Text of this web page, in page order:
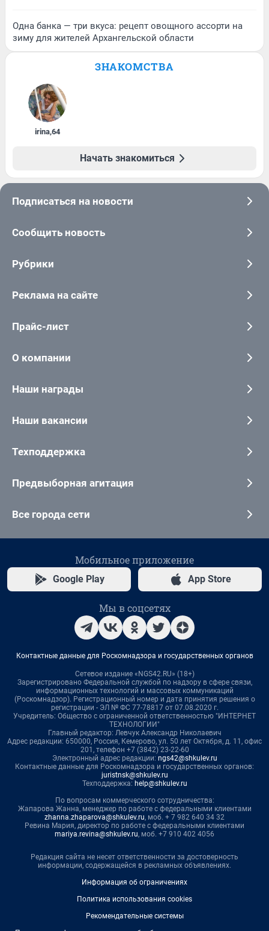
Одна банка — три вкуса: рецепт овощного ассорти на
зиму для жителей Архангельской области
ЗНАКОМСТВА
irina,64
Начать знакомиться
Подписаться на новости
Сообщить новость
Рубрики
Реклама на сайте
Прайс-лист
О компании
Наши награды
Наши вакансии
Техподдержка
Предвыборная агитация
Все города сети
Мобильное приложение
Google Play App Store
Мы в соцсетях
Контактные данные для Роскомнадзора и государственных органов
Сетевое издание «NGS42.RU» (18+)
Зарегистрировано Федеральной службой по надзору в сфере связи,
информационных технологий и массовых коммуникаций
(Роскомнадзор). Регистрационный номер и дата принятия решения о
регистрации - ЭЛ № ФС 77-78817 от 07.08.2020 г.
Учредитель: Общество с ограниченной ответственностью "ИНТЕРНЕТ
ТЕХНОЛОГИИ"
Главный редактор: Левчук Александр Николаевич
Адрес редакции: 650000, Россия, Кемерово, ул. 50 лет Октября, д. 11, офис
201, телефон +7 (3842) 23-22-60
Электронный адрес редакции: ngs42@shkulev.ru
Контактные данные для Роскомнадзора и государственных органов:
juristnsk@shkulev.ru
Техподдержка: help@shkulev.ru
По вопросам коммерческого сотрудничества:
Жапарова Жанна, менеджер по работе с федеральными клиентами
zhanna.zhaparova@shkulev.ru, моб. + 7 982 640 34 32
Ревина Мария, директор по работе с федеральными клиентами
mariya.revina@shkulev.ru, моб. +7 910 402 4056
Редакция сайта не несет ответственности за достоверность
информации, содержащейся в рекламных объявлениях.
Информация об ограничениях
Политика использования cookies
Рекомендательные системы